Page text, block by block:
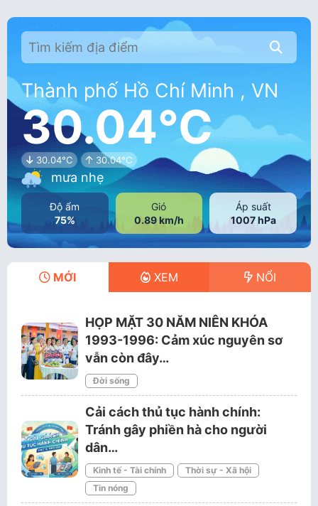
Thành phố Hồ Chí Minh , VN
30.04°C
30.04°C 30.04°C
mưa nhẹ
Độ ẩm
75%
Gió
0.89 km/h
Áp suất
1007 hPa
MỚI XEM NỔI
HỌP MẶT 30 NĂM NIÊN KHÓA
1993-1996: Cảm xúc nguyên sơ
vẫn còn đây…
Đời sống
Cải cách thủ tục hành chính:
Tránh gây phiền hà cho người
dân…
Kinh tế - Tài chính
Thời sự - Xã hội
Tin nóng